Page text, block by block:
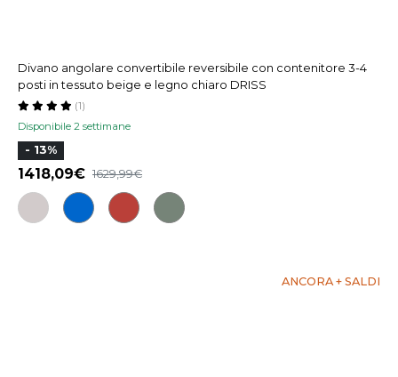
Divano angolare convertibile reversibile con contenitore 3-4
posti in tessuto beige e legno chiaro DRISS
Disponibile 2 settimane
(1)
- 13%
1418,09 1629,99
ANCORA + SALDI